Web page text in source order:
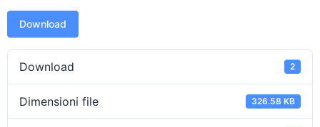
Download
Download 2
Dimensioni file 326.58 KB